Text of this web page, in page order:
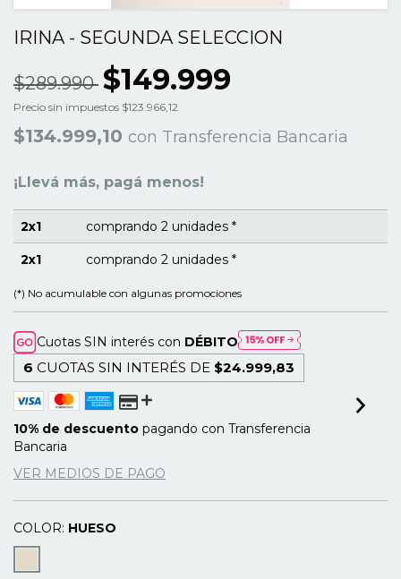
IRINA - SEGUNDA SELECCION
$289.990 $149.999
Precio sin impuestos $123.966,12
$134.999,10 con Transferencia Bancaria
¡Llevá más, pagá menos!
2x1 comprando 2 unidades *
2x1 comprando 2 unidades *
(*) No acumulable con algunas promociones
Cuotas SIN interés con DÉBITO
6 CUOTAS SIN INTERÉS DE $24.999,83
10% de descuento pagando con Transferencia
Bancaria
VER MEDIOS DE PAGO
COLOR: HUESO